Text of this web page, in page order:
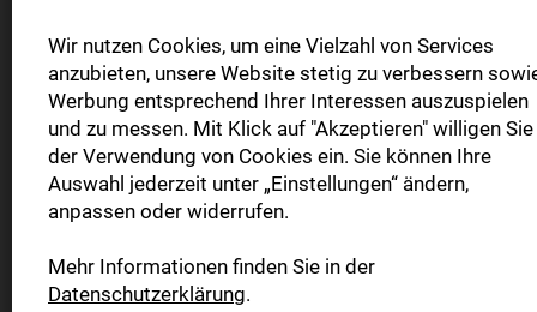
von mir/uns (*) abgeschlossenen
Vertrag über den Kauf der
folgenden Waren (*)/die Erbringung
der folgenden Dienstleistung (*)
(*) ___________________
Wir nutzen Cookies, um eine Vielzahl von Services
anzubieten, unsere Website stetig zu verbessern
Werbung entsprechend Ihrer Interessen auszuspielen
und zu messen. Mit Klick auf "Akzeptieren" willigen Sie
der Verwendung von Cookies ein. Sie können Ihre
Auswahl jederzeit unter „Einstellungen“ ändern,
anpassen oder widerrufen.
Mehr Informationen finden Sie in der
Datenschutzerklärung.